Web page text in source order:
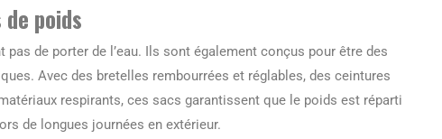
poids
de porter de l’eau. Ils sont également conçus pour être des
Avec des bretelles rembourrées et réglables, des ceintures
respirants, ces sacs garantissent que le poids est réparti
de longues journées en extérieur.